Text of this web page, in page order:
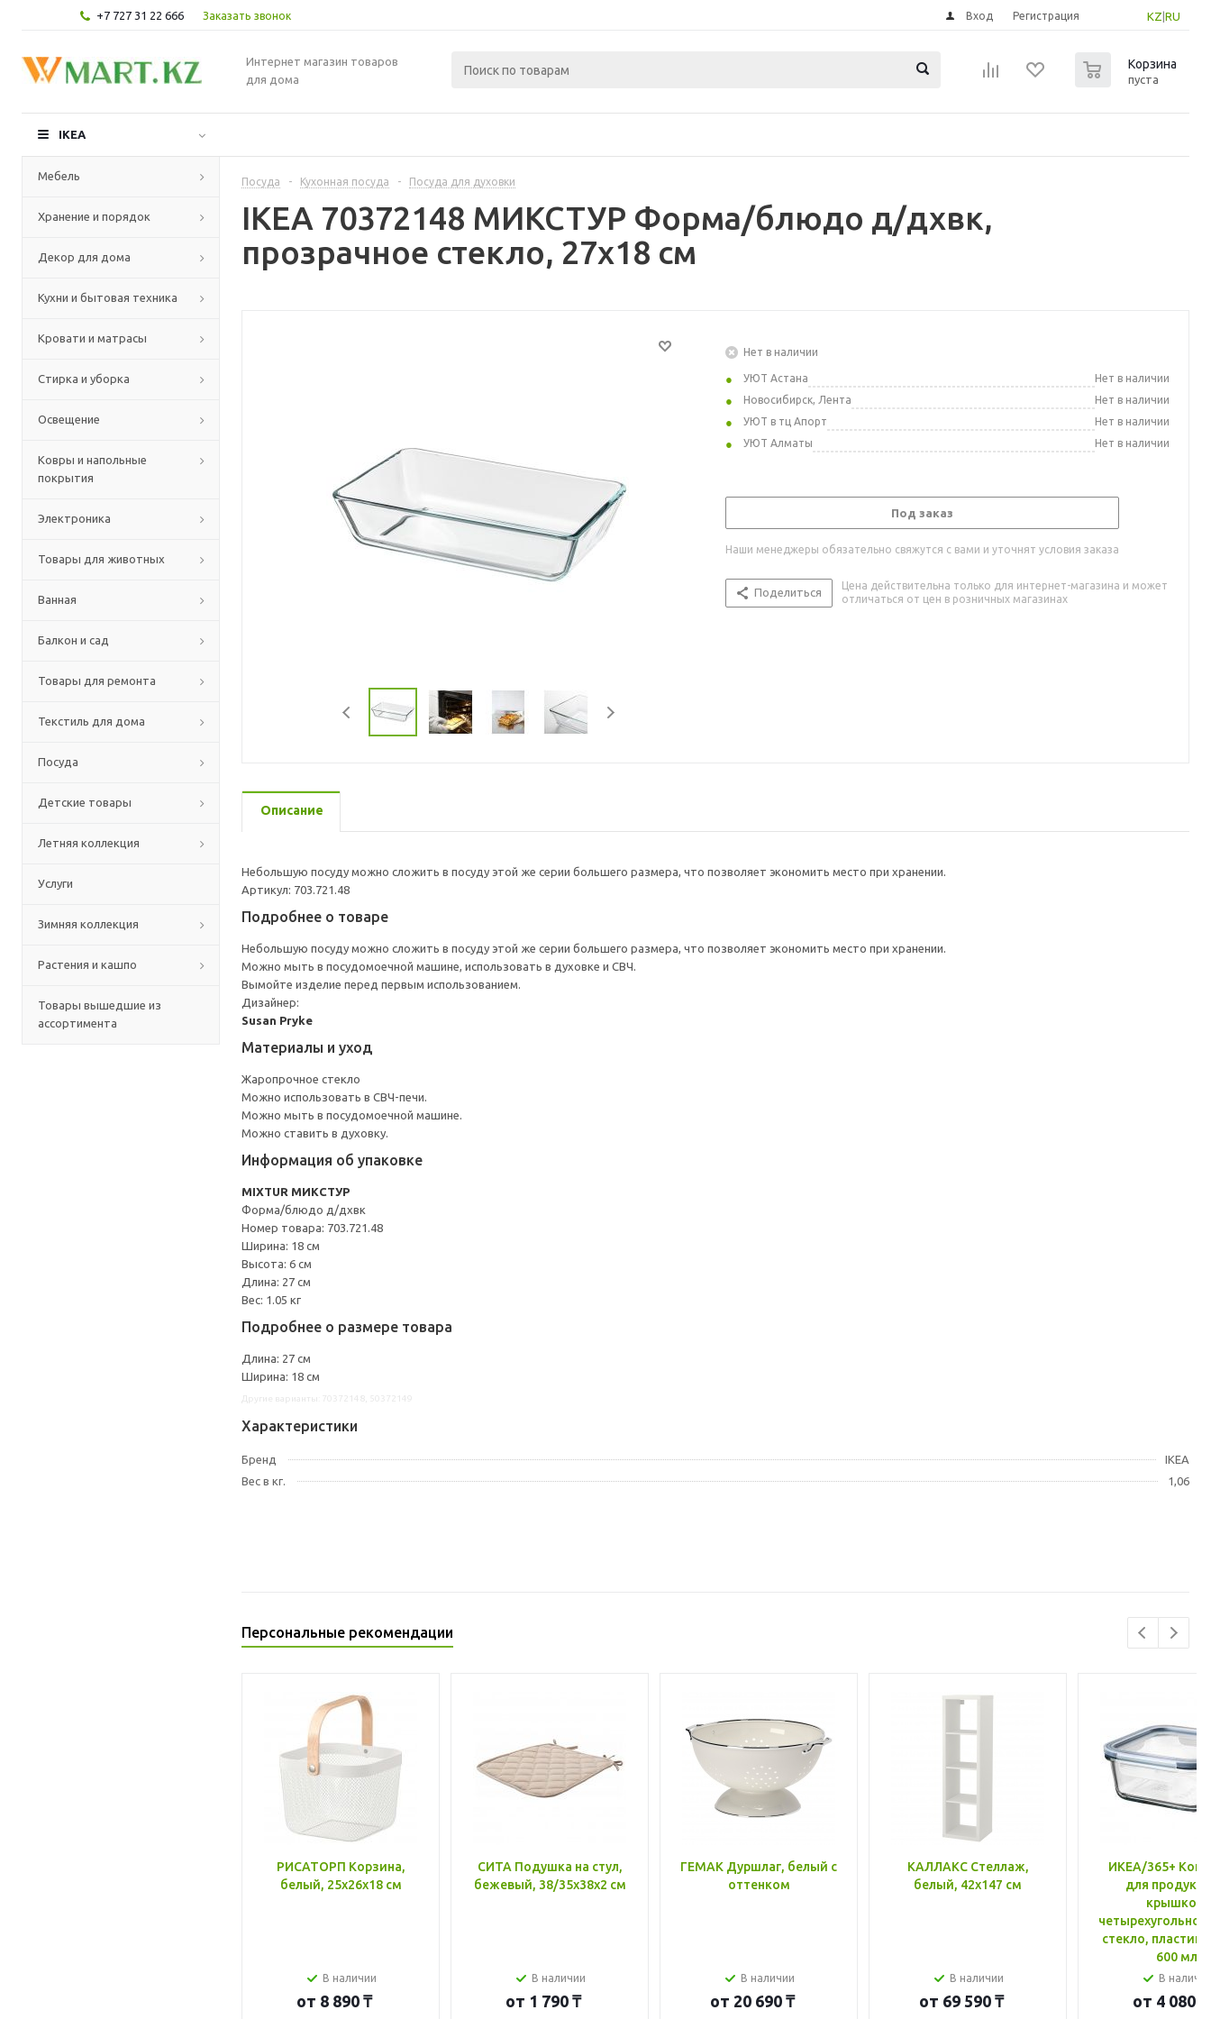
+7 727 31 22 666 Заказать звонок KZ RU
Вход Регистрация
Интернет магазин товаров
для дома
Корзина
пуста
IKEA
Мебель
Хранение и порядок
Декор для дома
Кухни и бытовая техника
Кровати и матрасы
Стирка и уборка
Освещение
Ковры и напольные
покрытия
Электроника
Товары для животных
Ванная
Балкон и сад
Товары для ремонта
Текстиль для дома
Посуда
Детские товары
Летняя коллекция
Услуги
Зимняя коллекция
Растения и кашпо
Товары вышедшие из
ассортимента
Посуда - Кухонная посуда - Посуда для духовки
IKEA 70372148 МИКСТУР Форма/блюдо д/дхвк,
прозрачное стекло, 27x18 см
Нет в наличии
УЮТ Астана
Нет в наличии
Новосибирск, Лента
Нет в наличии
УЮТ в тц Апорт
Нет в наличии
УЮТ Алматы
Нет в наличии
Под заказ
Наши менеджеры обязательно свяжутся с вами и уточнят условия заказа
Поделиться
Цена действительна только для интернет-магазина и может
отличаться от цен в розничных магазинах
Описание
Небольшую посуду можно сложить в посуду этой же серии большего размера, что позволяет экономить место при хранении.
Артикул: 703.721.48
Подробнее о товаре
Небольшую посуду можно сложить в посуду этой же серии большего размера, что позволяет экономить место при хранении.
Можно мыть в посудомоечной машине, использовать в духовке и СВЧ.
Вымойте изделие перед первым использованием.
Дизайнер:
Susan Pryke
Материалы и уход
Жаропрочное стекло
Можно использовать в СВЧ-печи.
Можно мыть в посудомоечной машине.
Можно ставить в духовку.
Информация об упаковке
MIXTUR МИКСТУР
Форма/блюдо д/дхвк
Номер товара: 703.721.48
Ширина: 18 см
Высота: 6 см
Длина: 27 см
Вес: 1.05 кг
Подробнее о размере товара
Длина: 27 см
Ширина: 18 см
Характеристики
Бренд
IKEA
Вес в кг.
1,06
Персональные рекомендации
РИСАТОРП Корзина,
белый, 25x26x18 см
В наличии
от 8 890 ₸
СИТА Подушка на стул,
бежевый, 38/35x38x2 см
В наличии
от 1 790 ₸
ГЕМАК Дуршлаг, белый с
оттенком
В наличии
от 20 690 ₸
КАЛЛАКС Стеллаж,
белый, 42x147 см
В наличии
от 69 590 ₸
ИКЕА/365+
для
крышкой,
стекло, пластик
600 мл
В
от 4 080 ₸